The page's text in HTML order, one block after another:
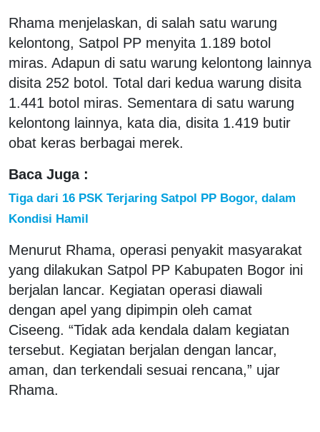
Rhama menjelaskan, di salah satu warung
kelontong, Satpol PP menyita 1.189 botol
miras. Adapun di satu warung kelontong lainnya
disita 252 botol. Total dari kedua warung disita
1.441 botol miras. Sementara di satu warung
kelontong lainnya, kata dia, disita 1.419 butir
obat keras berbagai merek.
Baca Juga :
Tiga dari 16 PSK Terjaring Satpol PP Bogor, dalam
Kondisi Hamil
Menurut Rhama, operasi penyakit masyarakat
yang dilakukan Satpol PP Kabupaten Bogor ini
berjalan lancar. Kegiatan operasi diawali
dengan apel yang dipimpin oleh camat
Ciseeng. “Tidak ada kendala dalam kegiatan
tersebut. Kegiatan berjalan dengan lancar,
aman, dan terkendali sesuai rencana,” ujar
Rhama.